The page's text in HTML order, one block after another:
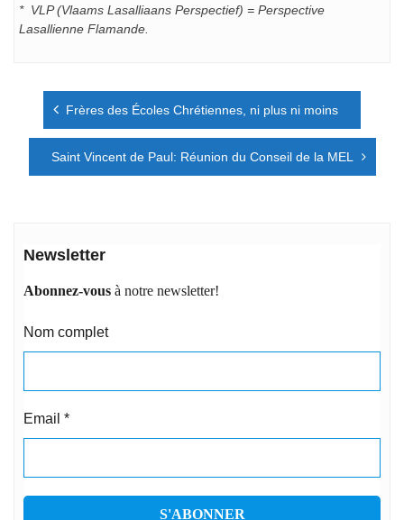
* VLP (Vlaams Lasalliaans Perspectief) = Perspective
Lasallienne Flamande.
Navigation
l’article
Frères des Écoles Chrétiennes, ni plus ni moins
Saint Vincent de Paul: Réunion du Conseil de la MEL
Newsletter
Abonnez-vous à notre newsletter!
Nom complet
Email *